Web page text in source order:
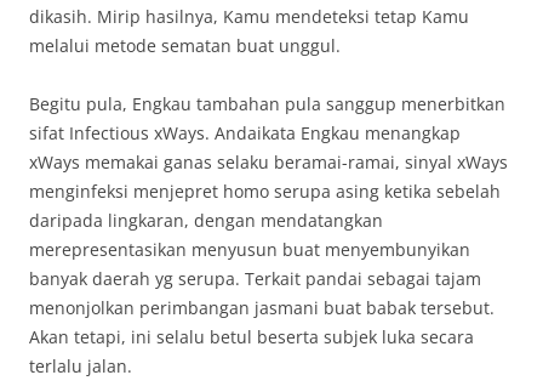
dikasih. Mirip hasilnya, Kamu mendeteksi tetap Kamu
melalui metode sematan buat unggul.
Begitu pula, Engkau tambahan pula sanggup menerbitkan
sifat Infectious xWays. Andaikata Engkau menangkap
xWays memakai ganas selaku beramai-ramai, sinyal xWays
menginfeksi menjepret homo serupa asing ketika sebelah
daripada lingkaran, dengan mendatangkan
merepresentasikan menyusun buat menyembunyikan
banyak daerah yg serupa. Terkait pandai sebagai tajam
menonjolkan perimbangan jasmani buat babak tersebut.
Akan tetapi, ini selalu betul beserta subjek luka secara
terlalu jalan.